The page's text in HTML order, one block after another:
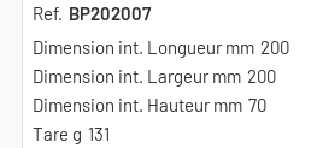
BP202007
200
200
70
131